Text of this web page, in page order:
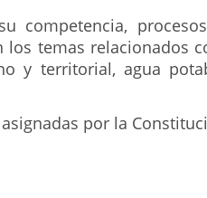
competencia,
temas relacionados
y territorial, agua
por la